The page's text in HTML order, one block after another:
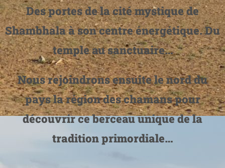
Des portes de la cité mystique de
Shambhala à son centre énergétique. Du
temple au sanctuaire…
Nous rejoindrons ensuite le nord du
pays la région des chamans pour
découvrir ce berceau unique de la
tradition primordiale…